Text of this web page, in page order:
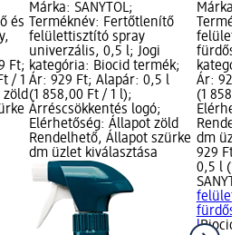
és
Ft;
/ 1
zöld
Márka: SANYTOL;
Terméknév: Fertőtlenítő
felülettisztító spray
univerzális, 0,5 l; Jogi
kategória: Biocid termék;
Ár: 929 Ft; Alapár: 0,5 l
(1 858,00 Ft / 1 l);
Árréscsökkentés logó;
Elérhetőség: Állapot zöld
Rendelhető, Állapot szürke
dm üzlet kiválasztása
Márka:
Ár: 929
(1
dm
929 Ft
0,5 l (1
SANYTOL
lBiocid